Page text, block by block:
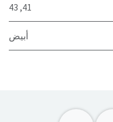
41
,
43
أبيض